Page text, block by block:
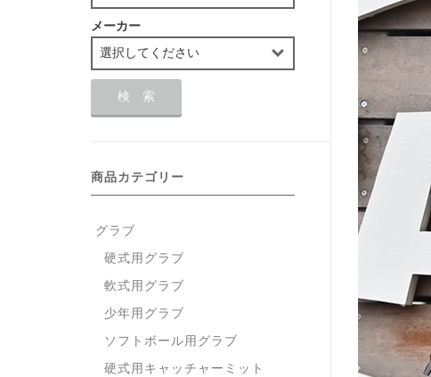
メーカー
商品カテゴリー
グラブ
硬式用グラブ
軟式用グラブ
少年用グラブ
ソフトボール用グラブ
硬式用キャッチャーミット